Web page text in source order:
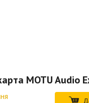
MOTU Audio